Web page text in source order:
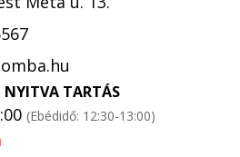
NYITVA TARTÁS
(Ebédidő: 12:30-13:00)